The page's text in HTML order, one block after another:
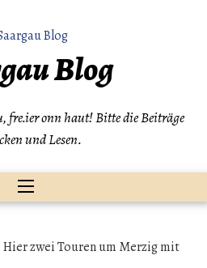
Blog
fre.ier onn haut! Bitte die Beiträge
und Lesen.
zwei Touren um Merzig mit